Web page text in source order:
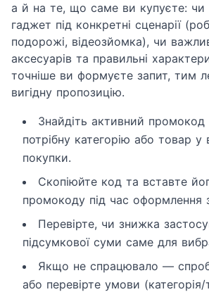
а й на те, що саме ви купуєте: чи
гаджет під конкретні сценарії
подорожі, відеозйомка), чи
аксесуарів та правильні
точніше ви формуєте запит, тим
вигідну пропозицію.
Знайдіть активний промокод
потрібну категорію або товар у
покупки.
Скопіюйте код та вставте
промокоду під час оформлення
Перевірте, чи знижка
підсумкової суми саме для
Якщо не спрацювало —
або перевірте умови (категорія/